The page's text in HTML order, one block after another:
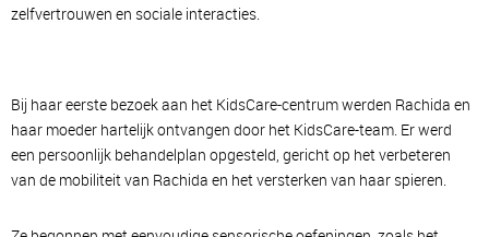
zelfvertrouwen en sociale interacties.
Bij haar eerste bezoek aan het KidsCare-centrum werden Rachida en
haar moeder hartelijk ontvangen door het KidsCare-team. Er werd
een persoonlijk behandelplan opgesteld, gericht op het verbeteren
van de mobiliteit van Rachida en het versterken van haar spieren.